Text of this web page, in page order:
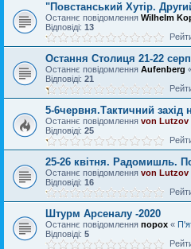
"Повстанський Хутір.
Останнє повідомлення Wilhelm
Відповіді: 13
Остання Столиця 21-22
Останнє повідомлення Aufenberg
Відповіді: 21
5-6червня.Тактичний захід
Останнє повідомлення von Lutzov
Відповіді: 25
25-26 квiтня. Радомишль.
Останнє повідомлення von Lutzov
Відповіді: 16
Штурм Арсеналу -2020
Останнє повідомлення порох «
Відповіді: 5